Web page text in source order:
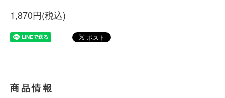
1,870円(税込)
商品情報